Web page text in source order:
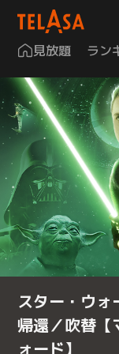
見放題 ラン
スター・ウ
帰還／吹替【
ォード】